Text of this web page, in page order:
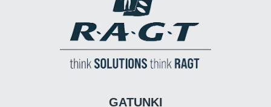
GATUNKI